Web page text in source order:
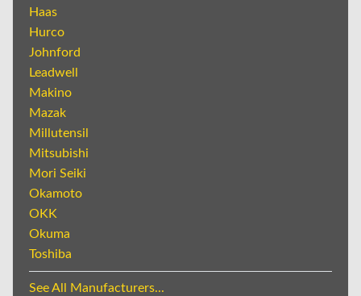
Haas
Hurco
Johnford
Leadwell
Makino
Mazak
Millutensil
Mitsubishi
Mori Seiki
Okamoto
OKK
Okuma
Toshiba
See All Manufacturers...